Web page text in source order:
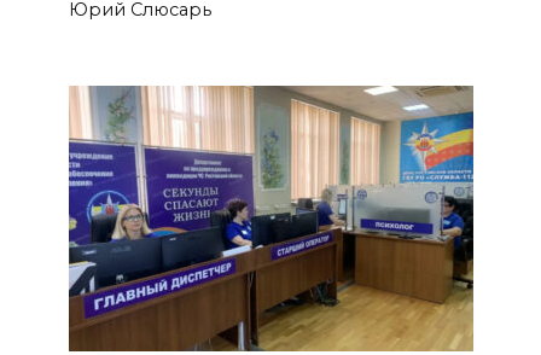
Юрий Слюсарь